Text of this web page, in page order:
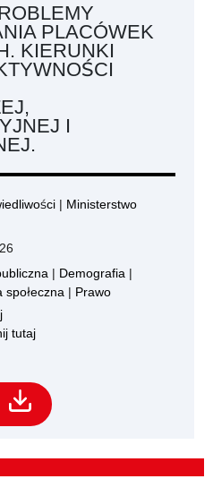
PLACÓWEK
KIERUNKI
I
| Ministerstwo
| Demografia |
społeczna | Prawo
tutaj